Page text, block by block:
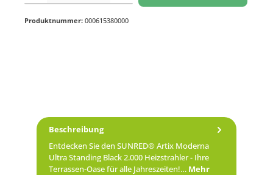
Produktnummer: 000615380000
Beschreibung
Entdecken Sie den SUNRED® Artix Moderna
Ultra Standing Black 2.000 Heizstrahler - Ihre
Terrassen-Oase für alle Jahreszeiten!… Mehr